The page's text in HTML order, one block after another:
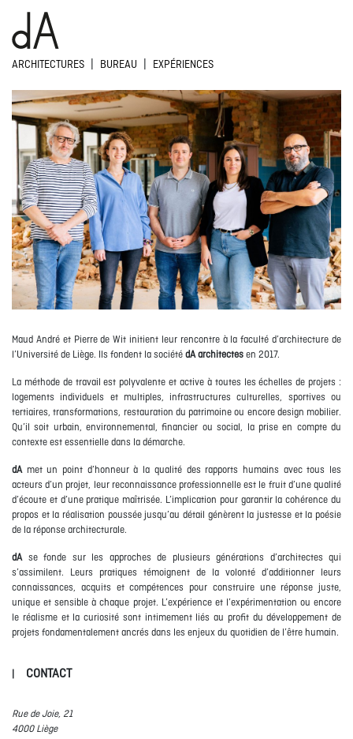
ARCHITECTURES BUREAU EXPÉRIENCES
Maud André et Pierre de Wit initient leur rencontre à la faculté d’architecture de
l’Université de Liège. Ils fondent la sociétédA architectesen 2017.
La méthode de travail est polyvalente et active à toutes les échelles de projets :
logements individuels et multiples, infrastructures culturelles, sportives ou
tertiaires, transformations, restauration du patrimoine ou encore design mobilier.
Qu’il soit urbain, environnemental, financier ou social, la prise en compte du
contexte est essentielle dans la démarche.
dAmet un point d’honneur à la qualité des rapports humains avec tous les
acteurs d’un projet, leur reconnaissance professionnelle est le fruit d’une qualité
d’écoute et d’une pratique maîtrisée. L’implication pour garantir la cohérence du
propos et la réalisation poussée jusqu’au détail génèrent la justesse et la poésie
de la réponse architecturale.
dAse fonde sur les approches de plusieurs générations d’architectes qui
s’assimilent. Leurs pratiques témoignent de la volonté d’additionner leurs
connaissances, acquits et compétences pour construire une réponse juste,
unique et sensible à chaque projet. L’expérience et l’expérimentation ou encore
le réalisme et la curiosité sont intimement liés au profit du développement de
projets fondamentalement ancrés dans les enjeux du quotidien de l’être humain.
| CONTACT
Rue de Joie, 21
4000 Liège